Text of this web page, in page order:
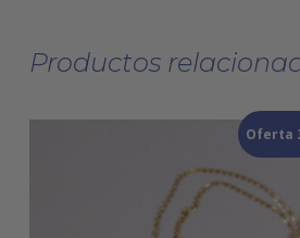
Productos
Oferta